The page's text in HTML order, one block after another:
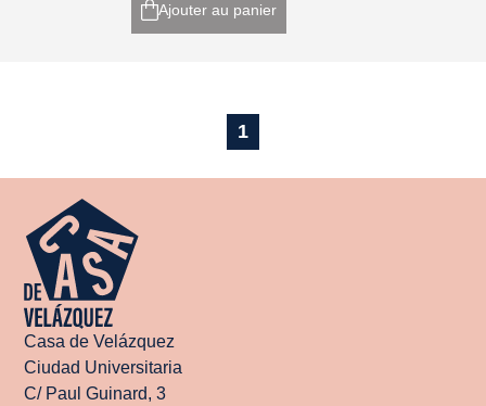
Ajouter au panier
1
Casa de Velázquez
Ciudad Universitaria
C/ Paul Guinard, 3